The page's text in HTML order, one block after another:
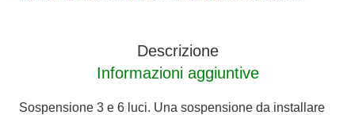
Descrizione
Informazioni aggiuntive
Sospensione 3 e 6 luci. Una sospensione da installare